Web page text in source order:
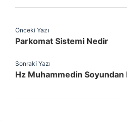
Önceki Yazı
Parkomat Sistemi Nedir
Sonraki Yazı
Hz Muhammedin Soyundan